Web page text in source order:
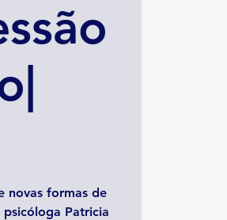
novas formas de
Patricia